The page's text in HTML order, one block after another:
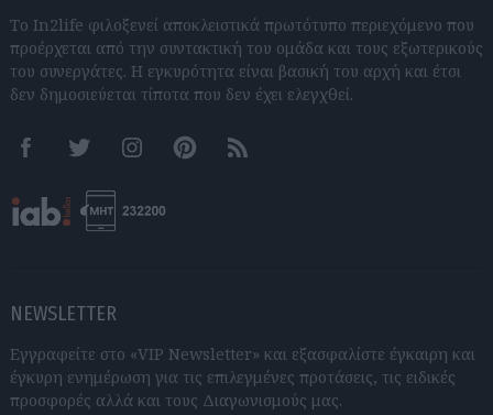
Το In2life φιλοξενεί αποκλειστικά πρωτότυπο περιεχόμενο που
προέρχεται από την συντακτική του ομάδα και τους εξωτερικούς
του συνεργάτες. Η εγκυρότητα είναι βασική του αρχή και έτσι
δεν δημοσιεύεται τίποτα που δεν έχει ελεγχθεί.
FacebookTwitter InstagramPinterestRSS feeds
NEWSLETTER
Εγγραφείτε στο «VIP Newsletter» και εξασφαλίστε έγκαιρη και
έγκυρη ενημέρωση για τις επιλεγμένες προτάσεις, τις ειδικές
προσφορές αλλά και τους Διαγωνισμούς μας.